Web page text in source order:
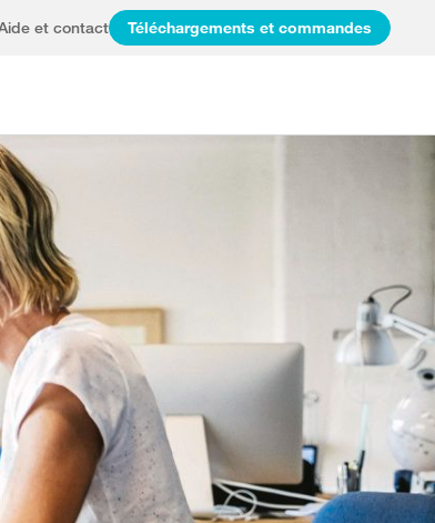
et contact Téléchargements et commandes